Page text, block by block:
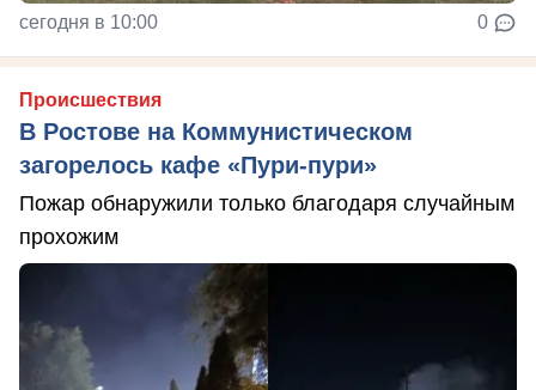
сегодня в 10:00 0
Происшествия
В Ростове на Коммунистическом
загорелось кафе «Пури-пури»
Пожар обнаружили только благодаря случайным
прохожим